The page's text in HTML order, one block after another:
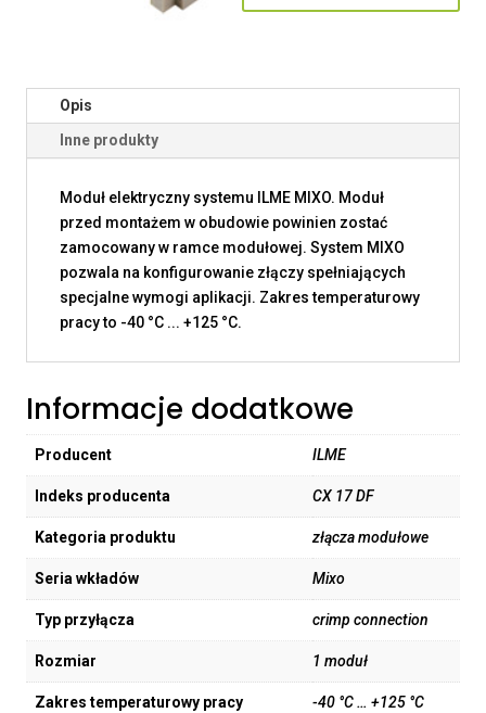
Opis
Inne produkty
Moduł elektryczny systemu ILME MIXO. Moduł
przed montażem w obudowie powinien zostać
zamocowany w ramce modułowej. System MIXO
pozwala na konfigurowanie złączy spełniających
specjalne wymogi aplikacji. Zakres temperaturowy
pracy to -40 °C ... +125 °C.
Informacje dodatkowe
Producent ILME
Indeks producenta CX 17 DF
Kategoria produktu złącza modułowe
Seria wkładów Mixo
Typ przyłącza crimp connection
Rozmiar 1 moduł
Zakres temperaturowy pracy -40 °C … +125 °C